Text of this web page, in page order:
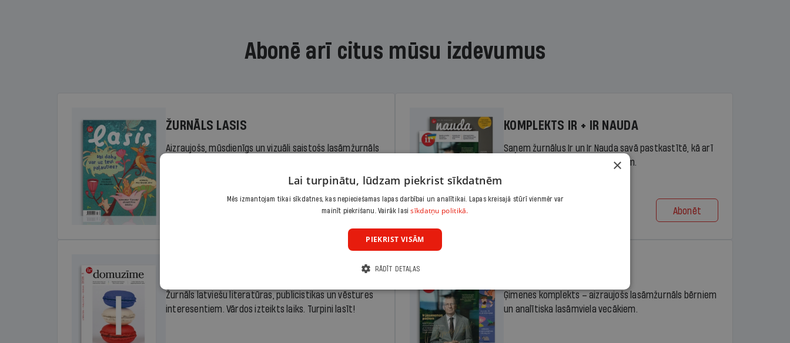
Abonē arī citus mūsu izdevumus
ŽURNĀLS LASIS
Aizraujošs, mūsdienīgs un vizuāli saistošs lasāmžurnāls
Abonēt
KOMPLEKTS IR + IR NAUDA
Saņem žurnālus Ir un Ir Nauda savā pastkastītē, kā arī
pilnu piekļuvi portāla ir.lv saturam.
Cena
Abonēt
Žurnāls latviešu literatūras, publicistikas un vēstures
interesentiem. Vārdos izteikts laiks. Turpini lasīt!
Ģimenes komplekts – aizraujošs lasāmžurnāls bērniem
un analītiska lasāmviela vecākiem.
×
Lai turpinātu, lūdzam piekrist sīkdatnēm
Mēs izmantojam tikai sīkdatnes, kas nepieciešamas lapas darbībai un analītikai. Lapas kreisajā stūrī vienmēr var
mainīt piekrišanu. Vairāk lasisīkdatņu politikā.
PIEKRIST VISĀM
RĀDĪT DETAĻAS